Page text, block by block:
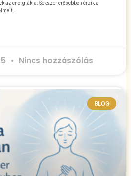
az energiákra. Sokszor erősebben érzik a
Nincs hozzászólás
BLOG